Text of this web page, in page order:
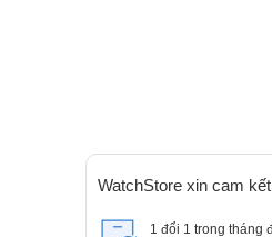
WatchStore xin cam kết
1 đổi 1 trong tháng